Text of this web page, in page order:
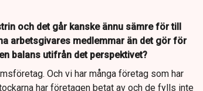
och det går kanske ännu sämre för till
arbetsgivares medlemmar än det gör för
balans utifrån det perspektivet?
Och vi har många företag som har
har företagen betat av och de fylls inte